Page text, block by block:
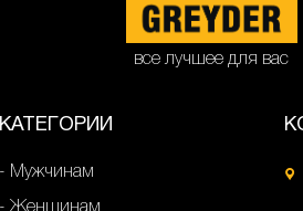
все лучшее для вас
КАТЕГОРИИ
Мужчинам
Женщинам